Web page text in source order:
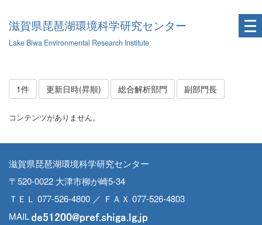
滋賀県琵琶湖環境科学研究センター
Lake Biwa Environmental Research Institute
1件 更新日時(昇順) 総合解析部門 副部門長
コンテンツがありません。
滋賀県琵琶湖環境科学研究センター
〒520-0022 大津市柳が崎5-34
ＴＥＬ 077-526-4800 ／ ＦＡＸ 077-526-4803
MAIL